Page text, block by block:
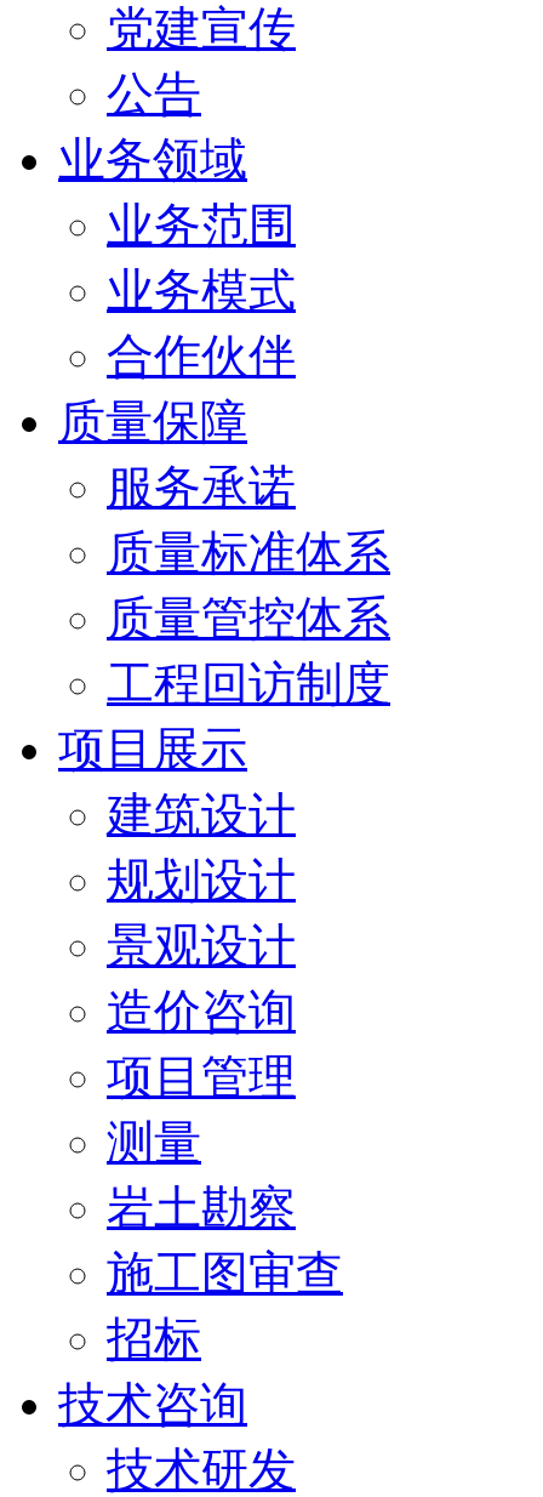
党建宣传
公告
业务领域
业务范围
业务模式
合作伙伴
质量保障
服务承诺
质量标准体系
质量管控体系
工程回访制度
项目展示
建筑设计
规划设计
景观设计
造价咨询
项目管理
测量
岩土勘察
施工图审查
招标
技术咨询
技术研发